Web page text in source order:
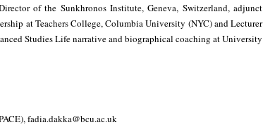
of the Sunkhronos Institute, Geneva, Switzerland, adjunct
at Teachers College, Columbia University (NYC) and Lecturer
Studies Life narrative and biographical coaching at University
fadia.dakka@bcu.ac.uk